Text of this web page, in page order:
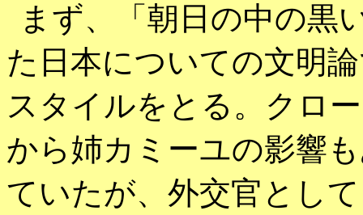
まず、「朝日の中の黒
た日本についての文明
スタイルをとる。 クロ
から姉カミーユの影響
ていたが、外交官とし